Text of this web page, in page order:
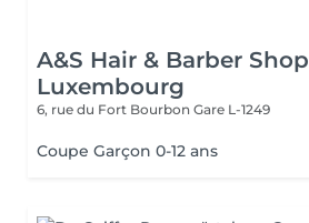
A&S Hair & Barber Shop
Luxembourg
6, rue du Fort Bourbon Gare L-1249
Coupe Garçon 0-12 ans